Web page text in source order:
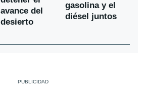
avance del
desierto
gasolina y el
diésel juntos